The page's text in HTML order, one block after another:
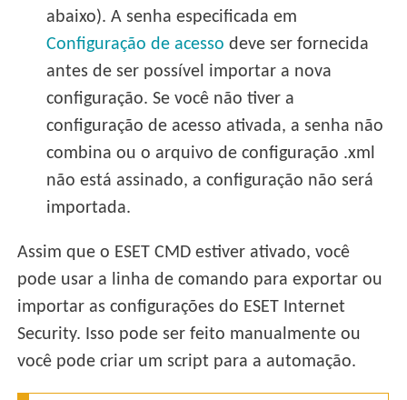
abaixo). A senha especificada em
Configuração de acesso deve ser fornecida
antes de ser possível importar a nova
configuração. Se você não tiver a
configuração de acesso ativada, a senha não
combina ou o arquivo de configuração .xml
não está assinado, a configuração não será
importada.
Assim que o ESET CMD estiver ativado, você
pode usar a linha de comando para exportar ou
importar as configurações do ESET Internet
Security. Isso pode ser feito manualmente ou
você pode criar um script para a automação.